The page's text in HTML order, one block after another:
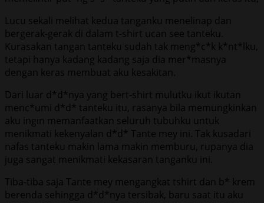
Lucu sekali melihat kedua tanganku menelinap dan
bergerak-gerak di dalam t-shirt ucan see tanteku.
Kurasakan tangan tanteku sudah tak meng*c*k k*nt*lku,
tetapi hanya kadang kadang saja dia mer*masnya
dengan keras membuat aku kesakitan.
Dari luar d*d*nya yang bert-shirt mulutku ikut ikutan
menc*umi d*d* tanteku itu, rasanya bila memungkinkan
aku ingin memanfaatkan seluruh tubuhku untuk
menikmati kekenyalan d*d* Tante mey ini. Tak kusadari
nafas tanteku makin lama makin memburu, rupanya dia
juga sangat menikmati kekasaran tanganku ini.
Tiba-tiba saja Tante mey mengangkat tshirt dan b* krem
berenda sehingga d*d*nya tersibak, baru saat itu aku